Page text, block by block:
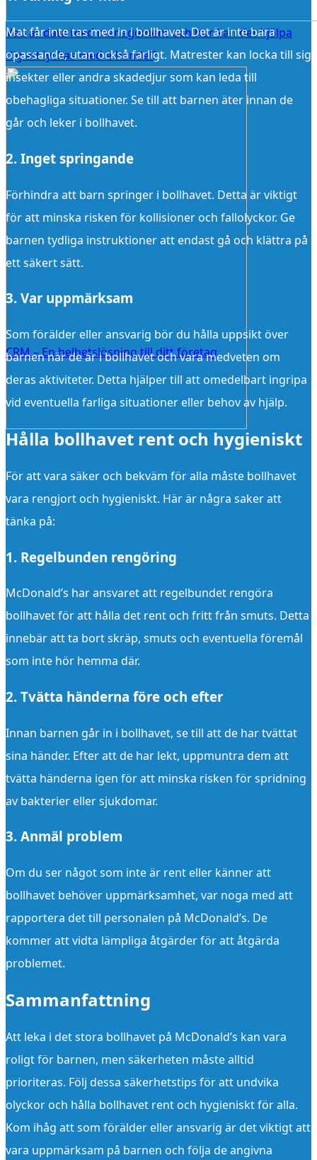
Vad är data feed management och hur kan det hjälpa
dig att lyckas med e-handel?
CRM – En helhetslösning till ditt företag
Mat får inte tas med in i bollhavet. Det är inte bara
opassande, utan också farligt. Matrester kan locka till sig
insekter eller andra skadedjur som kan leda till
obehagliga situationer. Se till att barnen äter innan de
går och leker i bollhavet.
2. Inget springande
Förhindra att barn springer i bollhavet. Detta är viktigt
för att minska risken för kollisioner och fallolyckor. Ge
barnen tydliga instruktioner att endast gå och klättra på
ett säkert sätt.
3. Var uppmärksam
Som förälder eller ansvarig bör du hålla uppsikt över
barnen när de är i bollhavet och vara medveten om
deras aktiviteter. Detta hjälper till att omedelbart ingripa
vid eventuella farliga situationer eller behov av hjälp.
Hålla bollhavet rent och hygieniskt
För att vara säker och bekväm för alla måste bollhavet
vara rengjort och hygieniskt. Här är några saker att
tänka på:
1. Regelbunden rengöring
McDonald’s har ansvaret att regelbundet rengöra
bollhavet för att hålla det rent och fritt från smuts. Detta
innebär att ta bort skräp, smuts och eventuella föremål
som inte hör hemma där.
2. Tvätta händerna före och efter
Innan barnen går in i bollhavet, se till att de har tvättat
sina händer. Efter att de har lekt, uppmuntra dem att
tvätta händerna igen för att minska risken för spridning
av bakterier eller sjukdomar.
3. Anmäl problem
Om du ser något som inte är rent eller känner att
bollhavet behöver uppmärksamhet, var noga med att
rapportera det till personalen på McDonald’s. De
kommer att vidta lämpliga åtgärder för att åtgärda
problemet.
Sammanfattning
Att leka i det stora bollhavet på McDonald’s kan vara
roligt för barnen, men säkerheten måste alltid
prioriteras. Följ dessa säkerhetstips för att undvika
olyckor och hålla bollhavet rent och hygieniskt för alla.
Kom ihåg att som förälder eller ansvarig är det viktigt att
vara uppmärksam på barnen och följa de angivna